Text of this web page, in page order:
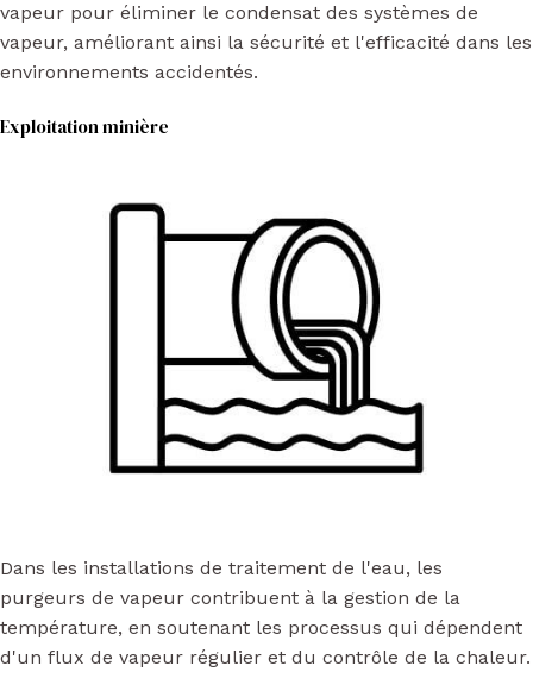
vapeur pour éliminer le condensat des systèmes de
vapeur, améliorant ainsi la sécurité et l'efficacité dans les
environnements accidentés.
Exploitation minière
Dans les installations de traitement de l'eau, les
purgeurs de vapeur contribuent à la gestion de la
température, en soutenant les processus qui dépendent
d'un flux de vapeur régulier et du contrôle de la chaleur.